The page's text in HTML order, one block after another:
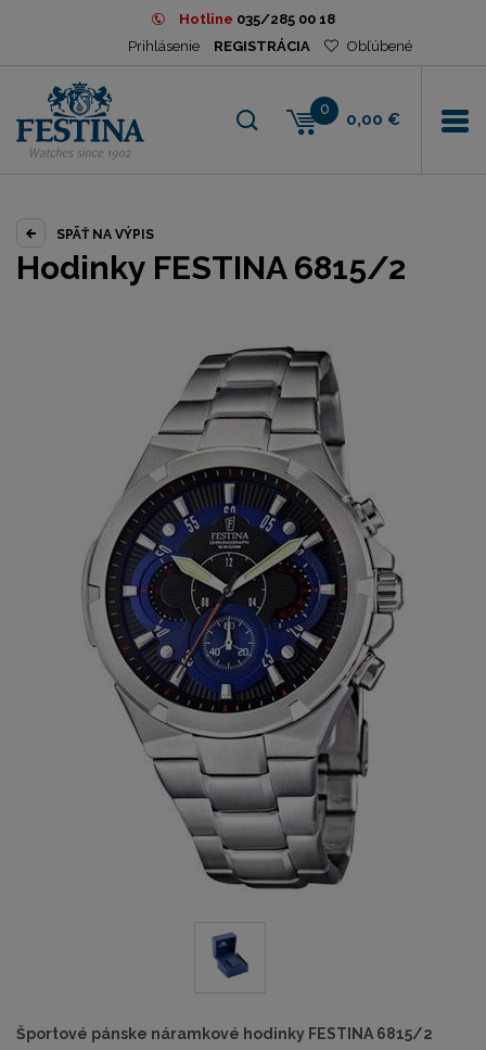
Hotline 035/285 00 18
Prihlásenie
REGISTRÁCIA Obľúbené
0
0,00 €
SPÄŤ NA VÝPIS
Hodinky FESTINA 6815/2
Športové pánske náramkové hodinky FESTINA 6815/2